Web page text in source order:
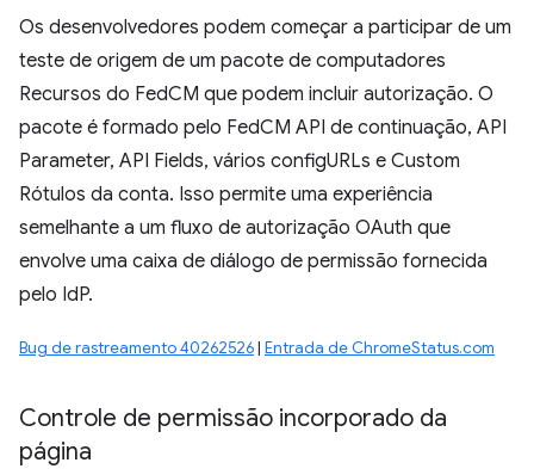
Os desenvolvedores podem começar a participar de um
teste de origem de um pacote de computadores
Recursos do FedCM que podem incluir autorização. O
pacote é formado pelo FedCM API de continuação, API
Parameter, API Fields, vários configURLs e Custom
Rótulos da conta. Isso permite uma experiência
semelhante a um fluxo de autorização OAuth que
envolve uma caixa de diálogo de permissão fornecida
pelo IdP.
Bug de rastreamento 40262526| Entrada de ChromeStatus.com
Controle de permissão incorporado da
página